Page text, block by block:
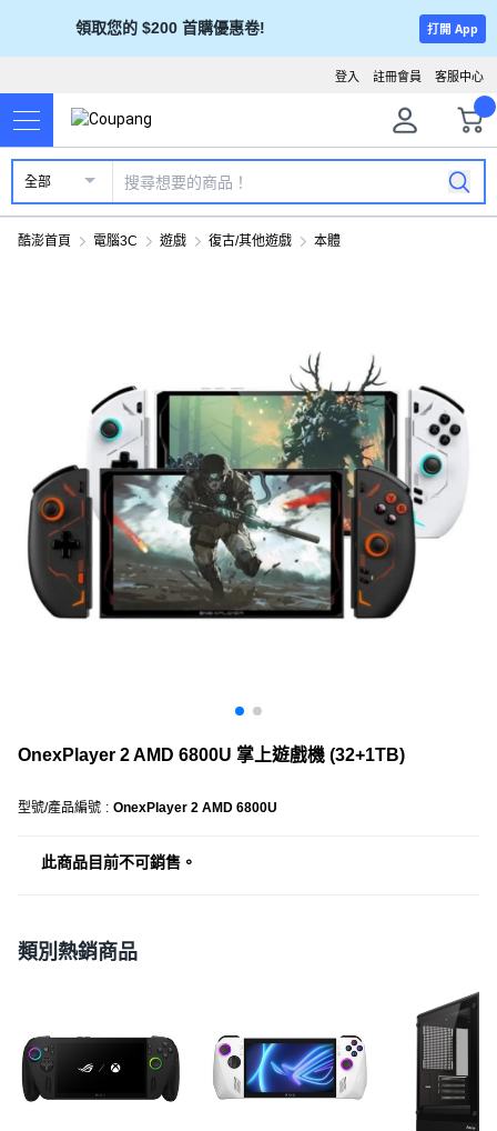
領取您的 $200 首購優惠卷! 打開 App
客服中心
註冊會員
登入
全部
酷澎首頁 電腦3C 遊戲 復古/其他遊戲 本體
OnexPlayer 2 AMD 6800U 掌上遊戲機 (32+1TB)
型號/產品編號 : OnexPlayer 2 AMD 6800U
此商品目前不可銷售。
類別熱銷商品